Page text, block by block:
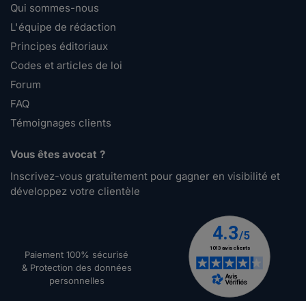
Qui sommes-nous
L'équipe de rédaction
Principes éditoriaux
Codes et articles de loi
Forum
FAQ
Témoignages clients
Vous êtes avocat ?
Inscrivez-vous gratuitement pour gagner en visibilité et
développez votre clientèle
Paiement 100% sécurisé
& Protection des données
personnelles